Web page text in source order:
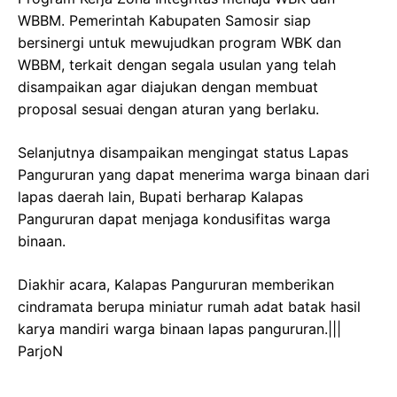
WBBM. Pemerintah Kabupaten Samosir siap
bersinergi untuk mewujudkan program WBK dan
WBBM, terkait dengan segala usulan yang telah
disampaikan agar diajukan dengan membuat
proposal sesuai dengan aturan yang berlaku.
Selanjutnya disampaikan mengingat status Lapas
Pangururan yang dapat menerima warga binaan dari
lapas daerah lain, Bupati berharap Kalapas
Pangururan dapat menjaga kondusifitas warga
binaan.
Diakhir acara, Kalapas Pangururan memberikan
cindramata berupa miniatur rumah adat batak hasil
karya mandiri warga binaan lapas pangururan.|||
ParjoN